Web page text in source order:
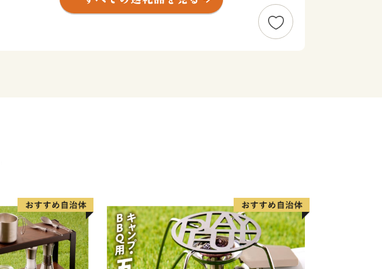
モフィラが見頃を迎え、大勢の観光客で賑わいます。夏に突如姿を
現す新緑のコキアは、秋にかけて赤と緑のグラデーションを表現
量日本一を誇り、多数の水産加工会社では様々な商品の製造、オリ
ジナル商品の開発が盛んに行われています。また、日本屈指の生産
量を誇る「ほしいも」は無添加のヘルシースイーツとして子供から
大人まで皆に愛されるひたちなか市ソウルフードです。